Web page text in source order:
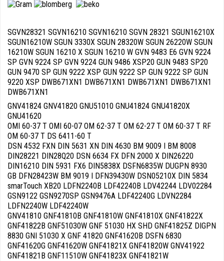
SGVN28321 SGVN16210 SGVN16210 SGVN 28321 SGUN16210X
SGUN16210W SGUN 3330X SGUN 28320W SGUN 26220W SGUN
16210W SGUN 16210 X SGUN 16210 W GVN 9483 E6 GVN 9224
SP GVN 9224 SP GVN 9224 GUN 9486 XSP20 GUN 9483 SP20
GUN 9470 SP GUN 9222 XSP GUN 9222 SP GUN 9222 SP GUN
9220 XSP DWB671XN1 DWB671XN1 DWB671XN1 DWB671XN1
DWB671XN1
GNV41824 GNV41820 GNU51010 GNU41824 GNU41820X
GNU41620
OMI 60-37 T OMI 60-07 OM 62-37 T OM 62-27 T OM 60-37 T RF
OM 60-37 T DS 6411-60 T
DSN 4532 FXN DIN 5631 XN DIN 4630 BM 9009 I BM 8008
DIN28221 DIN28Q20 DSN 6634 FX DFN 2000 X DIN26220
DIN16210 DIN 5931 FX6 DIN5838X DSFN6835W DUGPN 8930
GB DFN28423W BM 9019 I DFN39430W DSN05210X DIN 5834
smarTouch XB20 LDFN2240B LDF42240B LDV42244 LDV02284
GSN9122 GSN9270SP GSN9476A LDF42240G LDVN2284
LDFN2240W LDF42240W
GNV41810 GNF41810B GNF41810W GNF41810X GNF41822X
GNF41822B GNF51030W GNF 51030 HX SHD GNF41825Z DIGPN
8830 GNI 51030 X GNF 41820 GNF41620B DSFN 6830
GNF41620G GNF41620W GNF41821X GNF41820W GNV41922
GNF41821B GNF11510W GNF41823X GNF41821W